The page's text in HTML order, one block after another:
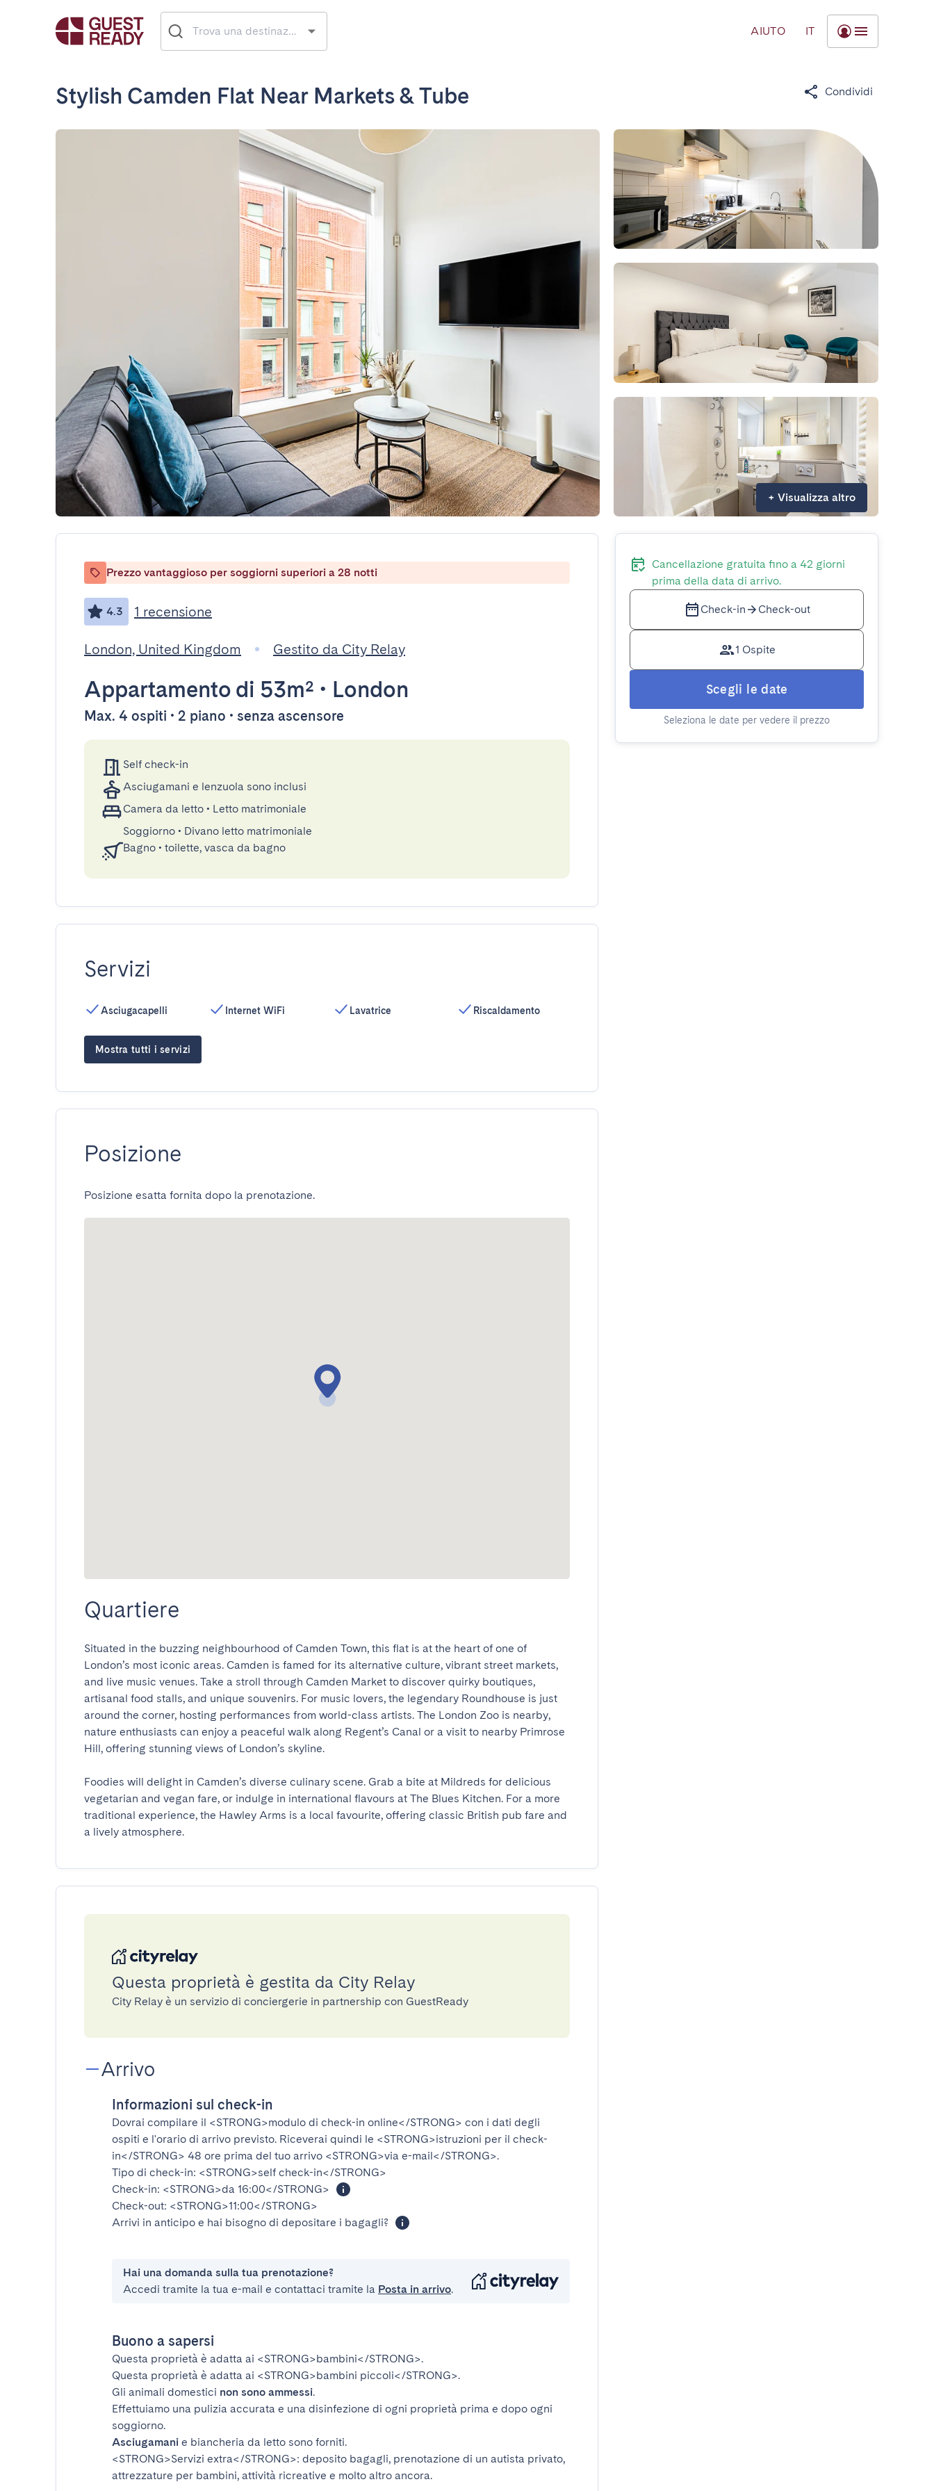
AIUTO IT
Stylish Camden Flat Near Markets & Tube Condividi
+ Visualizza altro
Prezzo vantaggioso per soggiorni superiori a 28 notti
4.3 1 recensione
London, United Kingdom Gestito da City Relay
Appartamento di 53m² • London
Max. 4 ospiti • 2 piano • senza ascensore
Self check-in
Asciugamani e lenzuola sono inclusi
Camera da letto • Letto matrimoniale
Soggiorno • Divano letto matrimoniale
Bagno • toilette, vasca da bagno
Servizi
Asciugacapelli Internet WiFi Lavatrice Riscaldamento
Mostra tutti i servizi
Posizione
Posizione esatta fornita dopo la prenotazione.
Quartiere
Situated in the buzzing neighbourhood of Camden Town, this flat is at the heart of one of
London’s most iconic areas. Camden is famed for its alternative culture, vibrant street markets,
and live music venues. Take a stroll through Camden Market to discover quirky boutiques,
artisanal food stalls, and unique souvenirs. For music lovers, the legendary Roundhouse is just
around the corner, hosting performances from world-class artists. The London Zoo is nearby,
nature enthusiasts can enjoy a peaceful walk along Regent’s Canal or a visit to nearby Primrose
Hill, offering stunning views of London’s skyline.
Foodies will delight in Camden’s diverse culinary scene. Grab a bite at Mildreds for delicious
vegetarian and vegan fare, or indulge in international flavours at The Blues Kitchen. For a more
traditional experience, the Hawley Arms is a local favourite, offering classic British pub fare and
a lively atmosphere.
Questa proprietà è gestita da City Relay
City Relay è un servizio di conciergerie in partnership con GuestReady
Arrivo
Informazioni sul check-in
Dovrai compilare il <STRONG>modulo di check-in online</STRONG> con i dati degli
ospiti e l'orario di arrivo previsto. Riceverai quindi le <STRONG>istruzioni per il check-
in</STRONG> 48 ore prima del tuo arrivo <STRONG>via e-mail</STRONG>.
Tipo di check-in: <STRONG>self check-in</STRONG>
Check-in: <STRONG>da 16:00</STRONG>
Check-out: <STRONG>11:00</STRONG>
Arrivi in anticipo e hai bisogno di depositare i bagagli?
Hai una domanda sulla tua prenotazione?
Accedi tramite la tua e-mail e contattaci tramite la Posta in arrivo.
Buono a sapersi
Questa proprietà è adatta ai <STRONG>bambini</STRONG>.
Questa proprietà è adatta ai <STRONG>bambini piccoli</STRONG>.
Gli animali domestici non sono ammessi.
Effettuiamo una pulizia accurata e una disinfezione di ogni proprietà prima e dopo ogni
soggiorno.
Asciugamani e biancheria da letto sono forniti.
<STRONG>Servizi extra</STRONG>: deposito bagagli, prenotazione di un autista privato,
attrezzature per bambini, attività ricreative e molto altro ancora.
Cancellazione gratuita fino a 42 giorni
prima della data di arrivo.
Check-in Check-out
1 Ospite
Scegli le date
Seleziona le date per vedere il prezzo